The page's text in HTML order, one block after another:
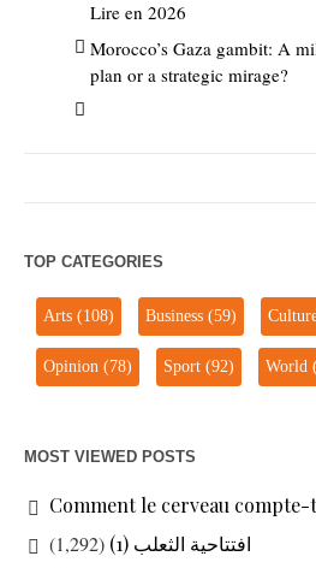
Lire en 2026
Morocco’s Gaza gambit: A
plan or a strategic mirage?
TOP CATEGORIES
Arts (108) Business (59)
Opinion (78) Sport (92) World
MOST VIEWED POSTS
Comment le cerveau
افتتاحية الثعلب (1)
(1,292)